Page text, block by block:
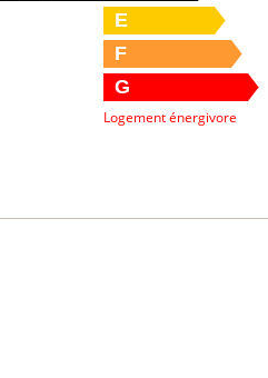
E
F
G
Logement énergivore